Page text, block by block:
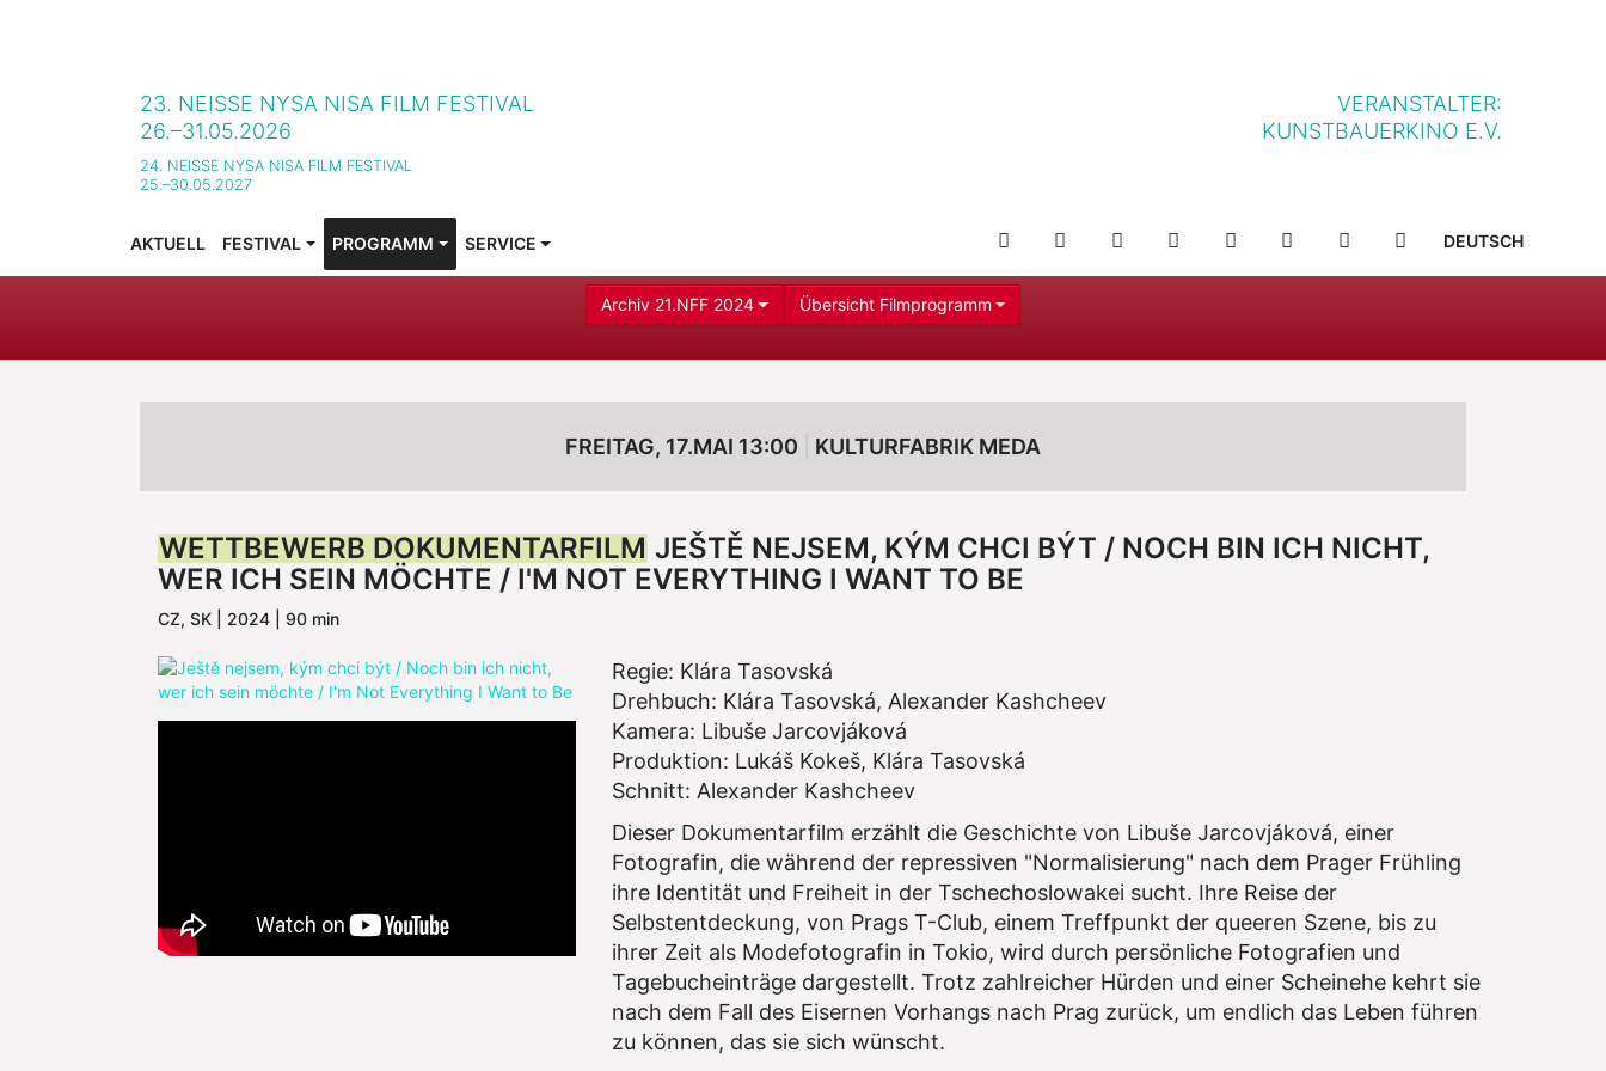
23. NEISSE NYSA NISA FILM FESTIVAL
26.–31.05.2026
24. NEISSE NYSA NISA FILM FESTIVAL
25.–30.05.2027
VERANSTALTER:
KUNSTBAUERKINO E.V.
AKTUELL FESTIVAL
SUBMENU FOR "FESTIVAL"
PROGRAMM
SUBMENU FOR "PROGRAMM"
SERVICE
SUBMENU FOR "SERVICE"
NFF-
NFF-
YOUTUBEFACEBOOKTWITTERINSTAGRAM
SUCHE
DEUTSCH
Archiv 21.NFF 2024 Übersicht Filmprogramm
FREITAG, 17.MAI 13:00 KULTURFABRIK MEDA
WETTBEWERB DOKUMENTARFILM JEŠTĚ NEJSEM, KÝM CHCI BÝT / NOCH BIN ICH NICHT,
WER ICH SEIN MÖCHTE / I'M NOT EVERYTHING I WANT TO BE
CZ, SK | 2024 | 90 min
Regie: Klára Tasovská
Drehbuch: Klára Tasovská, Alexander Kashcheev
Kamera: Libuše Jarcovjáková
Produktion: Lukáš Kokeš, Klára Tasovská
Schnitt: Alexander Kashcheev
Dieser Dokumentarfilm erzählt die Geschichte von Libuše Jarcovjáková, einer
Fotografin, die während der repressiven "Normalisierung" nach dem Prager Frühling
ihre Identität und Freiheit in der Tschechoslowakei sucht. Ihre Reise der
Selbstentdeckung, von Prags T-Club, einem Treffpunkt der queeren Szene, bis zu
ihrer Zeit als Modefotografin in Tokio, wird durch persönliche Fotografien und
Tagebucheinträge dargestellt. Trotz zahlreicher Hürden und einer Scheinehe kehrt sie
nach dem Fall des Eisernen Vorhangs nach Prag zurück, um endlich das Leben führen
zu können, das sie sich wünscht.